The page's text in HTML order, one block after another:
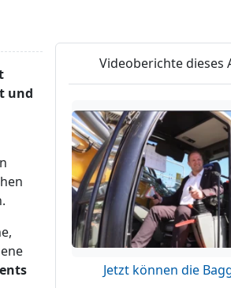
und
Videoberichte dieses
Jetzt können die